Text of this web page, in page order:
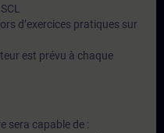
d’exercices pratiques sur
est prévu à chaque
sera capable de :